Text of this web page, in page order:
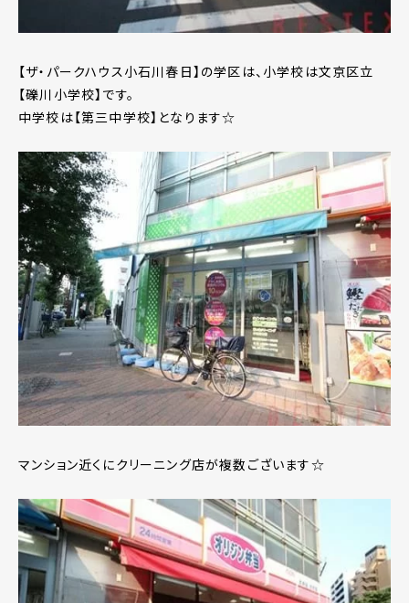
【ザ・パークハウス小石川春日】の学区は、小学校は文京区立
【礫川小学校】です。
中学校は【第三中学校】となります☆
マンション近くにクリーニング店が複数ございます☆